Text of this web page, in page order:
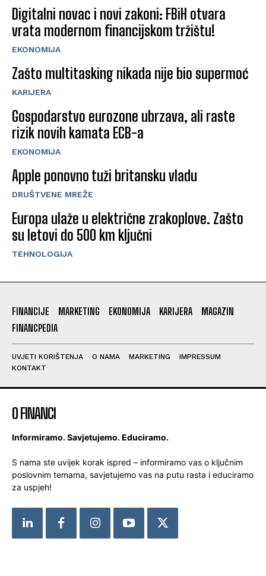
Digitalni novac i novi zakoni: FBiH otvara
vrata modernom financijskom tržištu!
EKONOMIJA
Zašto multitasking nikada nije bio supermoć
KARIJERA
Gospodarstvo eurozone ubrzava, ali raste
rizik novih kamata ECB-a
EKONOMIJA
Apple ponovno tuži britansku vladu
DRUŠTVENE MREŽE
Europa ulaže u električne zrakoplove. Zašto
su letovi do 500 km ključni
TEHNOLOGIJA
FINANCIJE MARKETING EKONOMIJA KARIJERA
MAGAZIN
FINANCPEDIA
UVJETI KORIŠTENJA O NAMA MARKETING
IMPRESSUM
KONTAKT
O FINANCI
Informiramo. Savjetujemo. Educiramo.
S nama ste uvijek korak ispred – informiramo vas o ključnim
poslovnim temama, savjetujemo vas na putu rasta i educiramo
za uspjeh!